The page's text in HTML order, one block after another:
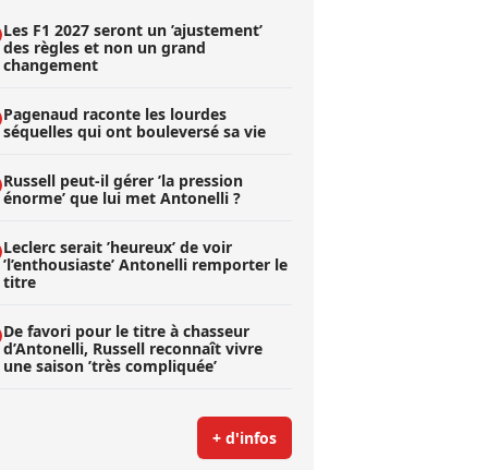
Les F1 2027 seront un ’ajustement’
des règles et non un grand
changement
Pagenaud raconte les lourdes
séquelles qui ont bouleversé sa vie
Russell peut-il gérer ’la pression
énorme’ que lui met Antonelli ?
Leclerc serait ’heureux’ de voir
’l’enthousiaste’ Antonelli remporter le
titre
De favori pour le titre à chasseur
d’Antonelli, Russell reconnaît vivre
une saison ’très compliquée’
+ d'infos